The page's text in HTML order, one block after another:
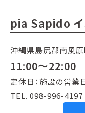
pia Sapido イ
沖縄県島尻郡南風
11:00～22:00
定休日：施設の営業
TEL. 098-996-4197